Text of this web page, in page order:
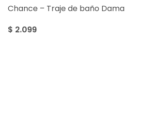
Chance – Traje de baño Dama
$ 2.099